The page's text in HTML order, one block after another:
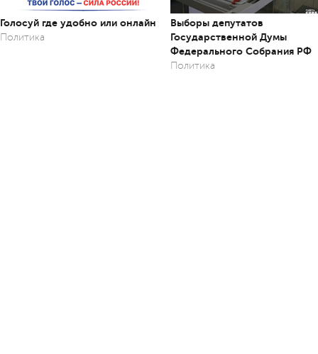
Голосуй где удобно или онлайн
Политика
Выборы депутатов
Государственной Думы
Федерального Собрания РФ
Политика